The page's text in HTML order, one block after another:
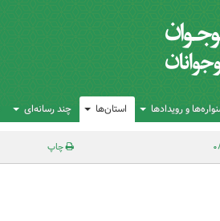
و رویدادها استان‌ها چند رسانه‌ای
چاپ